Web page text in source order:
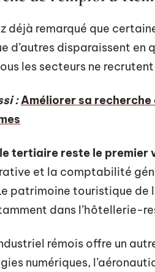
déjà remarqué que
d’autres disparaissent en
les secteurs ne
:Améliorer sa recherche
le tertiaire reste le premier
et la comptabilité
patrimoine touristique
dans l’hôtellerie-
rémois offre un
numériques,